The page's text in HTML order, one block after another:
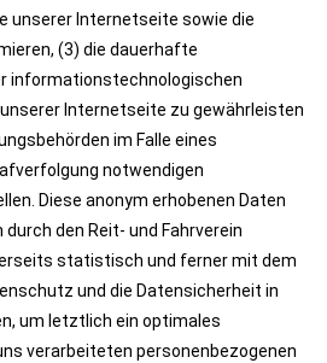
unserer Internetseite sowie die
(3) die dauerhafte
informationstechnologischen
Internetseite zu gewährleisten
im Falle eines
notwendigen
Diese anonym erhobenen Daten
den Reit- und Fahrverein
statistisch und ferner mit dem
und die Datensicherheit in
um letztlich ein optimales
verarbeiteten personenbezogenen